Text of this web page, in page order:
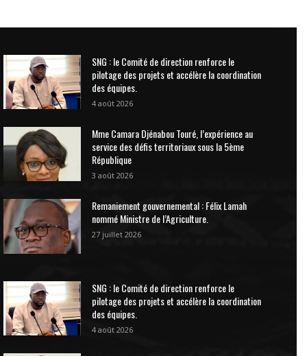
SNG : le Comité de direction renforce le
pilotage des projets et accélère la coordination
des équipes.
4 août 2026
Mme Camara Djénabou Touré, l’expérience au
service des défis territoriaux sous la 5ème
République
3 août 2026
Remaniement gouvernemental : Félix Lamah
nommé Ministre de l’Agriculture.
27 juillet 2026
SNG : le Comité de direction renforce le
pilotage des projets et accélère la coordination
des équipes.
4 août 2026